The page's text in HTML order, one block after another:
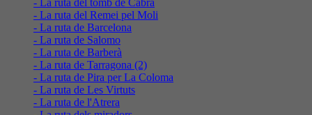
- La ruta del Remei pel Moli
- La ruta de Barcelona
- La ruta de Salomo
- La ruta de Barberà
- La ruta de Tarragona (2)
- La ruta de Pira per La Coloma
- La ruta de Les Virtuts
- La ruta de l'Atrera